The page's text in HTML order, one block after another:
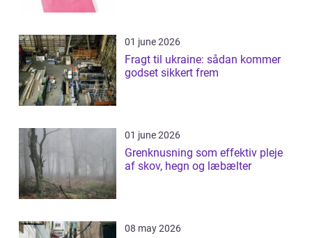
01 june 2026
Fragt til ukraine: sådan kommer
godset sikkert frem
01 june 2026
Grenknusning som effektiv pleje
af skov, hegn og læbælter
08 may 2026